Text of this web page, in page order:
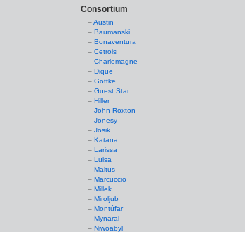
Consortium
Austin
Baumanski
Bonaventura
Cetrois
Charlemagne
Dique
Göttke
Guest Star
Hiller
John Roxton
Jonesy
Josik
Katana
Larissa
Luisa
Maltus
Marcuccio
Millek
Miroljub
Montúfar
Mynaral
Niwoabyl